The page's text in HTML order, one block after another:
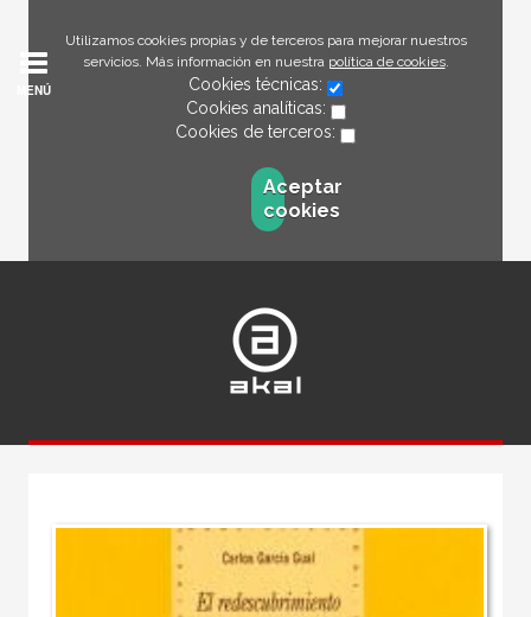
Utilizamos cookies propias y de terceros para mejorar nuestros
servicios. Más información en nuestra política de cookies.
Cookies técnicas:
Cookies analíticas:
Cookies de terceros:
Aceptar
cookies
MENÚ